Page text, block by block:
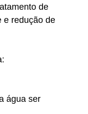
de
e redução de
água ser